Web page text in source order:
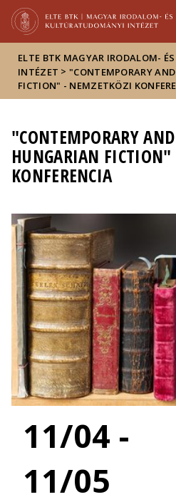
Hírek
ELTE a
ELTE BTK MAGYAR IRODALOM-
INTÉZET >"CONTEMPORARY
FICTION" - NEMZETKÖZI
"CONTEMPORARY
HUNGARIAN
KONFERENCIA
11/04 -
11/05